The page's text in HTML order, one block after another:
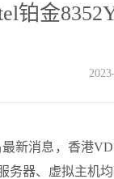
铂金
新消息，香港
务器、虚拟主机